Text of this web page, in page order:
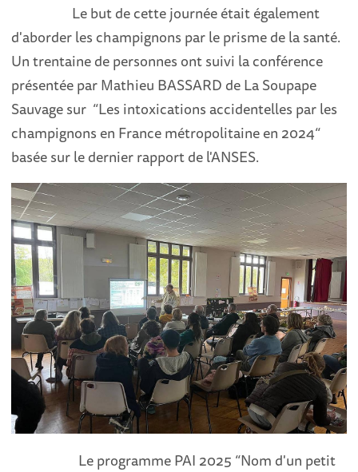
Le but de cette journée était également
d'aborder les champignons par le prisme de la santé.
Un trentaine de personnes ont suivi la conférence
présentée par Mathieu BASSARD de La Soupape
Sauvage sur “Les intoxications accidentelles par les
champignons en France métropolitaine en 2024“
basée sur le dernier rapport de l'ANSES.
Le programme PAI 2025 “Nom d'un petit